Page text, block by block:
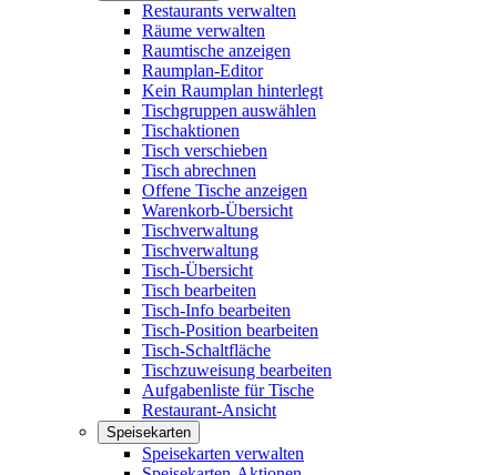
Restaurants verwalten
Räume verwalten
Raumtische anzeigen
Raumplan-Editor
Kein Raumplan hinterlegt
Tischgruppen auswählen
Tischaktionen
Tisch verschieben
Tisch abrechnen
Offene Tische anzeigen
Warenkorb-Übersicht
Tischverwaltung
Tischverwaltung
Tisch-Übersicht
Tisch bearbeiten
Tisch-Info bearbeiten
Tisch-Position bearbeiten
Tisch-Schaltfläche
Tischzuweisung bearbeiten
Aufgabenliste für Tische
Restaurant-Ansicht
Speisekarten
Speisekarten verwalten